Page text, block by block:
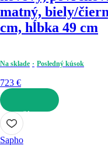
matný, biely/
cm, hĺbka 49 cm
Na sklade Posledný kúsok
723 €
DO KOŠÍKA
Sapho